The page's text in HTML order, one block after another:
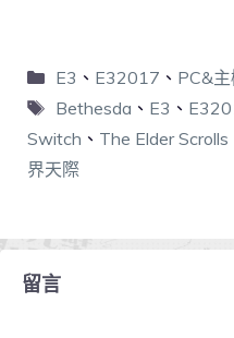
E3 、 E32017 、 PC&
Bethesda 、 E3 、
Switch 、 The Elder Scrolls
界天際
留言